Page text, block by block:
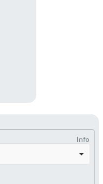
Info